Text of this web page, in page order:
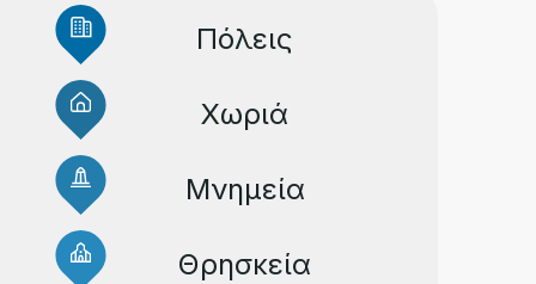
Πόλεις
Χωριά
Μνημεία
Θρησκεία